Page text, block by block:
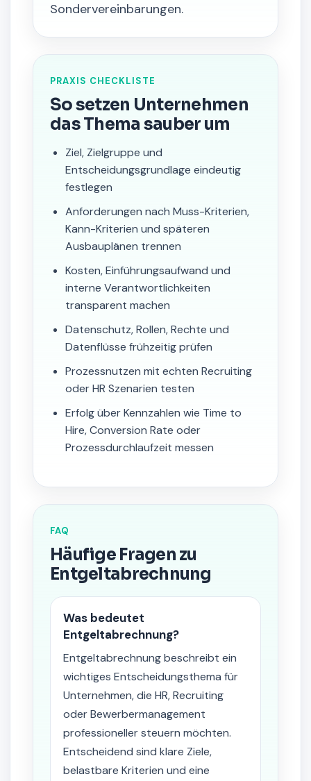
Sondervereinbarungen.
PRAXIS CHECKLISTE
So setzen Unternehmen
das Thema sauber um
Ziel, Zielgruppe und
Entscheidungsgrundlage eindeutig
festlegen
Anforderungen nach Muss-Kriterien,
Kann-Kriterien und späteren
Ausbauplänen trennen
Kosten, Einführungsaufwand und
interne Verantwortlichkeiten
transparent machen
Datenschutz, Rollen, Rechte und
Datenflüsse frühzeitig prüfen
Prozessnutzen mit echten Recruiting
oder HR Szenarien testen
Erfolg über Kennzahlen wie Time to
Hire, Conversion Rate oder
Prozessdurchlaufzeit messen
FAQ
Häufige Fragen zu
Entgeltabrechnung
Was bedeutet
Entgeltabrechnung?
Entgeltabrechnung beschreibt ein
wichtiges Entscheidungsthema für
Unternehmen, die HR, Recruiting
oder Bewerbermanagement
professioneller steuern möchten.
Entscheidend sind klare Ziele,
belastbare Kriterien und eine